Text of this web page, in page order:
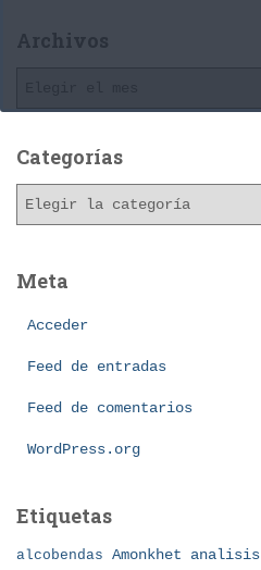
Archivos
h
o
Categorías
g
Meta
Acceder
Feed de entradas
Feed de comentarios
WordPress.org
Etiquetas
alcobendas Amonkhet analisis